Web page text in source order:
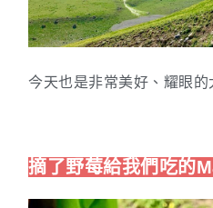
今天也是非常美好、耀眼
摘了野莓給我們吃的